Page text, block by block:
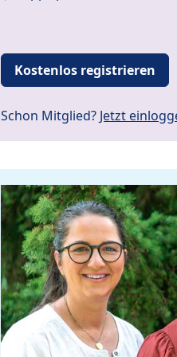
Kostenlos registrieren
Schon Mitglied? Jetzt